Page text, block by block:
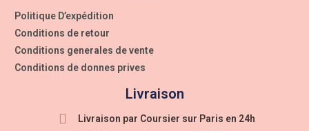
Politique D’expédition
Conditions de retour
Conditions generales de vente
Conditions de donnes prives
Livraison
Livraison par Coursier sur Paris en 24h